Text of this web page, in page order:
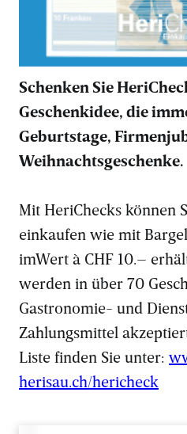
Schenken Sie
Geschenkidee, die
Geburtstage,
Weihnachtsgeschenke.
Mit HeriChecks können
einkaufen wie mit
imWert à CHF 10.–
werden in über 70
Gastronomie- und
Zahlungsmittel
Liste finden Sie unter:
herisau.ch/hericheck